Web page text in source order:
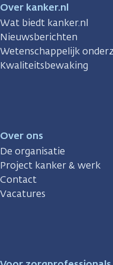
Over kanker.nl
Wat biedt kanker.nl
Nieuwsberichten
Wetenschappelijk
Kwaliteitsbewaking
Over ons
De organisatie
Project kanker & werk
Contact
Vacatures